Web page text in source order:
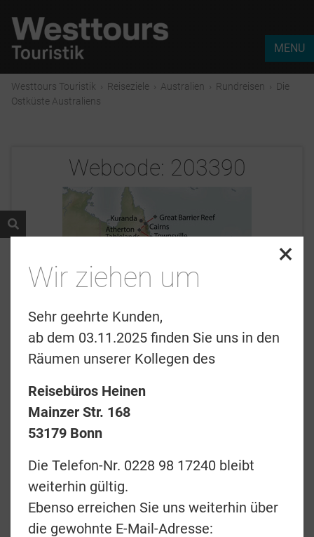
MENU
Westtours Touristik › Reiseziele › Australien › Rundreisen › Die
Ostküste Australiens
Webcode: 203390
Preise & Termine
Angebotsanfrage
zurück
×
Wir ziehen um
Sehr geehrte Kunden,
ab dem 03.11.2025 finden Sie uns in den
Räumen unserer Kollegen des
Reisebüros Heinen
Mainzer Str. 168
53179 Bonn
Die Telefon-Nr. 0228 98 17240 bleibt
weiterhin gültig.
Ebenso erreichen Sie uns weiterhin über
die gewohnte E-Mail-Adresse: